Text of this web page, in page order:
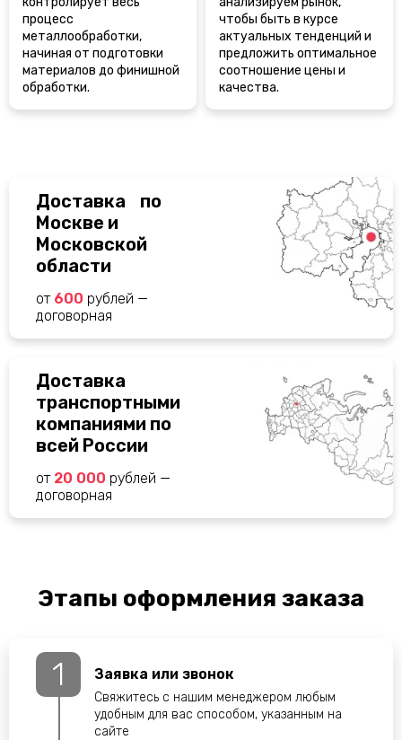
процесс
металлообработки,
начиная от подготовки
материалов до финишной
обработки.
чтобы быть в курсе
актуальных тенденций и
предложить оптимальное
соотношение цены и
качества.
Доставка по
Москве и
Московской
области
от 600 рублей —
договорная
Доставка
транспортными
компаниями по
всей России
от 20 000 рублей —
договорная
Этапы оформления заказа
1 Заявка или звонок
Свяжитесь с нашим менеджером любым
удобным для вас способом, указанным на
сайте